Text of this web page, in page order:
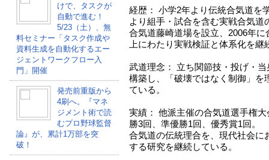
けで、タスクが
自動で進む！
5/23（土）、無
料セミナー「タスク作成や
資料生成を自動化するエー
ジェントワークフロー入
門」開催
発売前重版から
4刷へ。『マネ
ジメント術で読
むプロ野球監督
論』が、累計1万部を突
破！
経歴： 小学2年より伝統合気道を
より組手・試合を含む実戦合気道
合気道藤崎道場を設立、2006年
上にわたり実戦検証と体系化を継
武道理念： 立ち関節技・投げ・
構築し、「破壊ではなく制御」を
ている。
実績： 他派主催の合気道選手権
勝3回、準優勝1回、優秀賞1回。
合気道の伝統理合を、現代社会に
する研究を継続している。